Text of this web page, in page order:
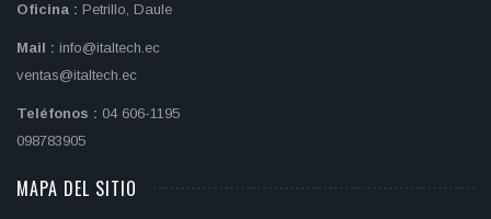
Oficina : Petrillo, Daule
Mail : info@italtech.ec
ventas@italtech.ec
Teléfonos : 04 606-1195
098783905
MAPA DEL SITIO